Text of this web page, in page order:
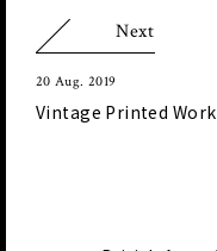
Next
20 Aug. 2019
Vintage Printed Work